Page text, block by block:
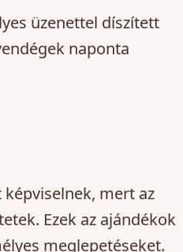
üzenettel díszített
naponta
mert az
Ezek az ajándékok
meglepetéseket.